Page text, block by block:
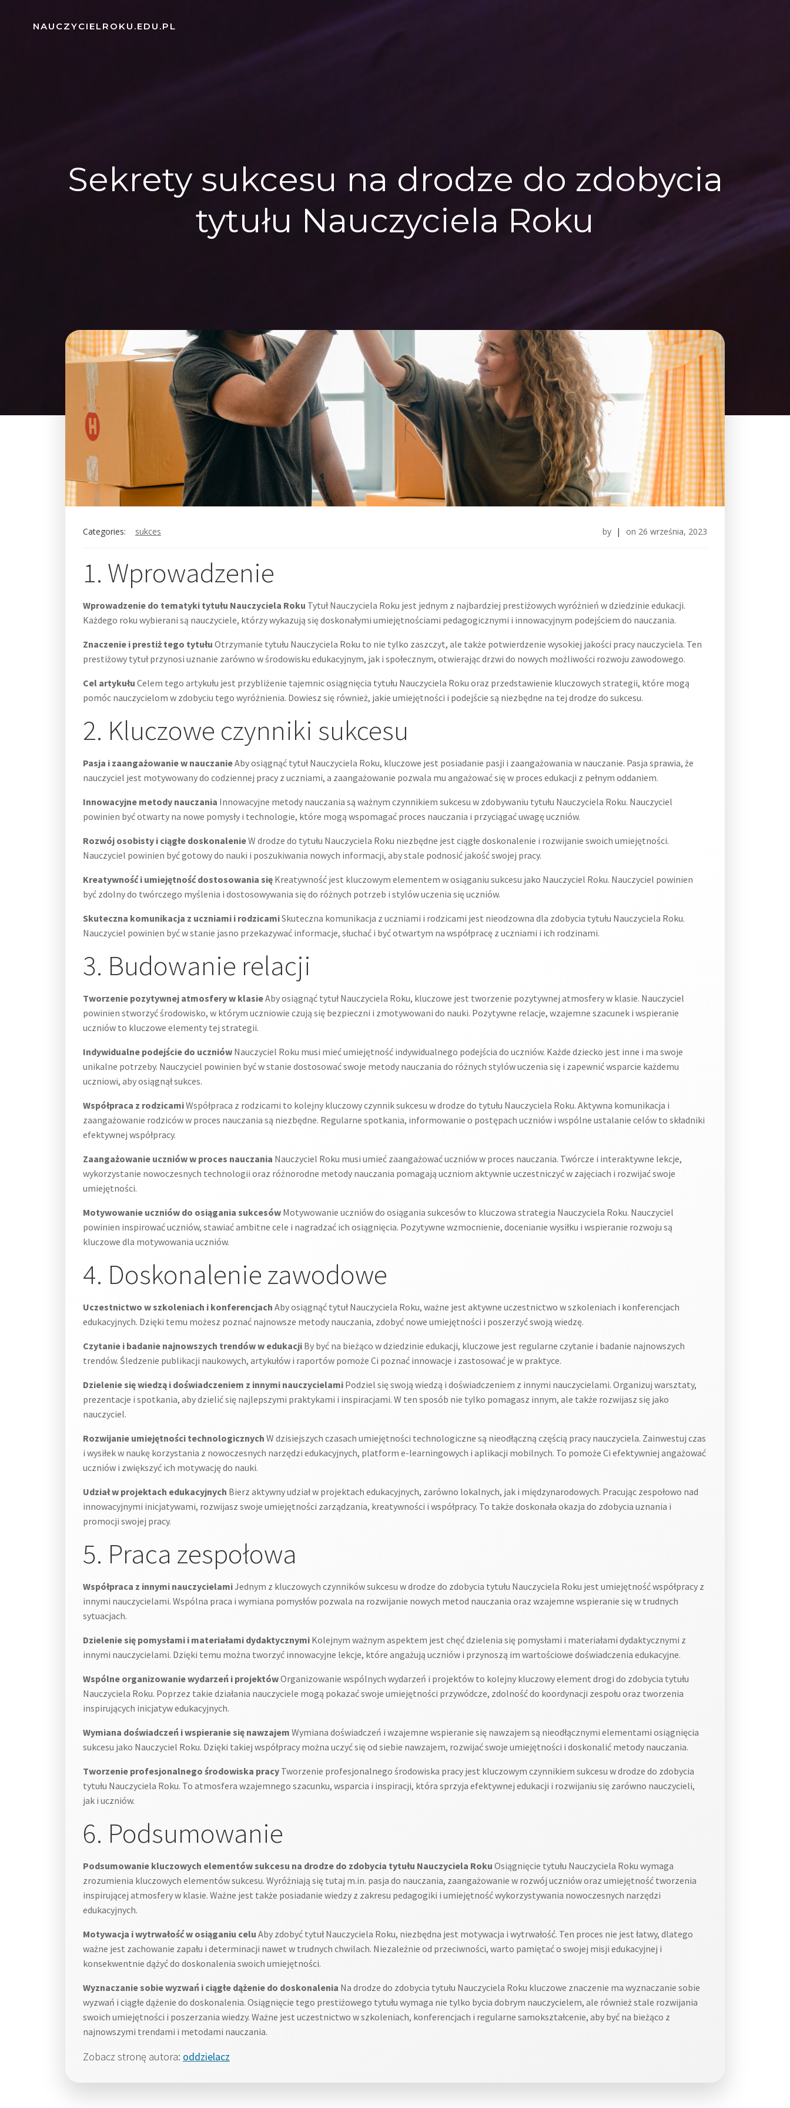
NAUCZYCIELROKU.EDU.PL
Sekrety sukcesu na drodze do zdobycia
tytułu Nauczyciela Roku
Categories: sukces by | on 26 września, 2023
1. Wprowadzenie
Wprowadzenie do tematyki tytułu Nauczyciela Roku Tytuł Nauczyciela Roku jest jednym z najbardziej prestiżowych wyróżnień w dziedzinie edukacji.
Każdego roku wybierani są nauczyciele, którzy wykazują się doskonałymi umiejętnościami pedagogicznymi i innowacyjnym podejściem do nauczania.
Znaczenie i prestiż tego tytułu Otrzymanie tytułu Nauczyciela Roku to nie tylko zaszczyt, ale także potwierdzenie wysokiej jakości pracy nauczyciela. Ten
prestiżowy tytuł przynosi uznanie zarówno w środowisku edukacyjnym, jak i społecznym, otwierając drzwi do nowych możliwości rozwoju zawodowego.
Cel artykułu Celem tego artykułu jest przybliżenie tajemnic osiągnięcia tytułu Nauczyciela Roku oraz przedstawienie kluczowych strategii, które mogą
pomóc nauczycielom w zdobyciu tego wyróżnienia. Dowiesz się również, jakie umiejętności i podejście są niezbędne na tej drodze do sukcesu.
2. Kluczowe czynniki sukcesu
Pasja i zaangażowanie w nauczanieAby osiągnąć tytuł Nauczyciela Roku, kluczowe jest posiadanie pasji i zaangażowania w nauczanie. Pasja sprawia, że
nauczyciel jest motywowany do codziennej pracy z uczniami, a zaangażowanie pozwala mu angażować się w proces edukacji z pełnym oddaniem.
Innowacyjne metody nauczania Innowacyjne metody nauczania są ważnym czynnikiem sukcesu w zdobywaniu tytułu Nauczyciela Roku. Nauczyciel
powinien być otwarty na nowe pomysły i technologie, które mogą wspomagać proces nauczania i przyciągać uwagę uczniów.
Rozwój osobisty i ciągłe doskonalenieW drodze do tytułu Nauczyciela Roku niezbędne jest ciągłe doskonalenie i rozwijanie swoich umiejętności.
Nauczyciel powinien być gotowy do nauki i poszukiwania nowych informacji, aby stale podnosić jakość swojej pracy.
Kreatywność i umiejętność dostosowania się Kreatywność jest kluczowym elementem w osiąganiu sukcesu jako Nauczyciel Roku. Nauczyciel powinien
być zdolny do twórczego myślenia i dostosowywania się do różnych potrzeb i stylów uczenia się uczniów.
Skuteczna komunikacja z uczniami i rodzicamiSkuteczna komunikacja z uczniami i rodzicami jest nieodzowna dla zdobycia tytułu Nauczyciela Roku.
Nauczyciel powinien być w stanie jasno przekazywać informacje, słuchać i być otwartym na współpracę z uczniami i ich rodzinami.
3. Budowanie relacji
Tworzenie pozytywnej atmosfery w klasieAby osiągnąć tytuł Nauczyciela Roku, kluczowe jest tworzenie pozytywnej atmosfery w klasie. Nauczyciel
powinien stworzyć środowisko, w którym uczniowie czują się bezpieczni i zmotywowani do nauki. Pozytywne relacje, wzajemne szacunek i wspieranie
uczniów to kluczowe elementy tej strategii.
Indywidualne podejście do uczniów Nauczyciel Roku musi mieć umiejętność indywidualnego podejścia do uczniów. Każde dziecko jest inne i ma swoje
unikalne potrzeby. Nauczyciel powinien być w stanie dostosować swoje metody nauczania do różnych stylów uczenia się i zapewnić wsparcie każdemu
uczniowi, aby osiągnął sukces.
Współpraca z rodzicamiWspółpraca z rodzicami to kolejny kluczowy czynnik sukcesu w drodze do tytułu Nauczyciela Roku. Aktywna komunikacja i
zaangażowanie rodziców w proces nauczania są niezbędne. Regularne spotkania, informowanie o postępach uczniów i wspólne ustalanie celów to składniki
efektywnej współpracy.
Zaangażowanie uczniów w proces nauczania Nauczyciel Roku musi umieć zaangażować uczniów w proces nauczania. Twórcze i interaktywne lekcje,
wykorzystanie nowoczesnych technologii oraz różnorodne metody nauczania pomagają uczniom aktywnie uczestniczyć w zajęciach i rozwijać swoje
umiejętności.
Motywowanie uczniów do osiągania sukcesów Motywowanie uczniów do osiągania sukcesów to kluczowa strategia Nauczyciela Roku. Nauczyciel
powinien inspirować uczniów, stawiać ambitne cele i nagradzać ich osiągnięcia. Pozytywne wzmocnienie, docenianie wysiłku i wspieranie rozwoju są
kluczowe dla motywowania uczniów.
4. Doskonalenie zawodowe
Uczestnictwo w szkoleniach i konferencjach Aby osiągnąć tytuł Nauczyciela Roku, ważne jest aktywne uczestnictwo w szkoleniach i konferencjach
edukacyjnych. Dzięki temu możesz poznać najnowsze metody nauczania, zdobyć nowe umiejętności i poszerzyć swoją wiedzę.
Czytanie i badanie najnowszych trendów w edukacji By być na bieżąco w dziedzinie edukacji, kluczowe jest regularne czytanie i badanie najnowszych
trendów. Śledzenie publikacji naukowych, artykułów i raportów pomoże Ci poznać innowacje i zastosować je w praktyce.
Dzielenie się wiedzą i doświadczeniem z innymi nauczycielami Podziel się swoją wiedzą i doświadczeniem z innymi nauczycielami. Organizuj warsztaty,
prezentacje i spotkania, aby dzielić się najlepszymi praktykami i inspiracjami. W ten sposób nie tylko pomagasz innym, ale także rozwijasz się jako
nauczyciel.
Rozwijanie umiejętności technologicznych W dzisiejszych czasach umiejętności technologiczne są nieodłączną częścią pracy nauczyciela. Zainwestuj czas
i wysiłek w naukę korzystania z nowoczesnych narzędzi edukacyjnych, platform e-learningowych i aplikacji mobilnych. To pomoże Ci efektywniej angażować
uczniów i zwiększyć ich motywację do nauki.
Udział w projektach edukacyjnych Bierz aktywny udział w projektach edukacyjnych, zarówno lokalnych, jak i międzynarodowych. Pracując zespołowo nad
innowacyjnymi inicjatywami, rozwijasz swoje umiejętności zarządzania, kreatywności i współpracy. To także doskonała okazja do zdobycia uznania i
promocji swojej pracy.
5. Praca zespołowa
Współpraca z innymi nauczycielamiJednym z kluczowych czynników sukcesu w drodze do zdobycia tytułu Nauczyciela Roku jest umiejętność współpracy z
innymi nauczycielami. Wspólna praca i wymiana pomysłów pozwala na rozwijanie nowych metod nauczania oraz wzajemne wspieranie się w trudnych
sytuacjach.
Dzielenie się pomysłami i materiałami dydaktycznymi Kolejnym ważnym aspektem jest chęć dzielenia się pomysłami i materiałami dydaktycznymi z
innymi nauczycielami. Dzięki temu można tworzyć innowacyjne lekcje, które angażują uczniów i przynoszą im wartościowe doświadczenia edukacyjne.
Wspólne organizowanie wydarzeń i projektówOrganizowanie wspólnych wydarzeń i projektów to kolejny kluczowy element drogi do zdobycia tytułu
Nauczyciela Roku. Poprzez takie działania nauczyciele mogą pokazać swoje umiejętności przywódcze, zdolność do koordynacji zespołu oraz tworzenia
inspirujących inicjatyw edukacyjnych.
Wymiana doświadczeń i wspieranie się nawzajem Wymiana doświadczeń i wzajemne wspieranie się nawzajem są nieodłącznymi elementami osiągnięcia
sukcesu jako Nauczyciel Roku. Dzięki takiej współpracy można uczyć się od siebie nawzajem, rozwijać swoje umiejętności i doskonalić metody nauczania.
Tworzenie profesjonalnego środowiska pracy Tworzenie profesjonalnego środowiska pracy jest kluczowym czynnikiem sukcesu w drodze do zdobycia
tytułu Nauczyciela Roku. To atmosfera wzajemnego szacunku, wsparcia i inspiracji, która sprzyja efektywnej edukacji i rozwijaniu się zarówno nauczycieli,
jak i uczniów.
6. Podsumowanie
Podsumowanie kluczowych elementów sukcesu na drodze do zdobycia tytułu Nauczyciela Roku Osiągnięcie tytułu Nauczyciela Roku wymaga
zrozumienia kluczowych elementów sukcesu. Wyróżniają się tutaj m.in. pasja do nauczania, zaangażowanie w rozwój uczniów oraz umiejętność tworzenia
inspirującej atmosfery w klasie. Ważne jest także posiadanie wiedzy z zakresu pedagogiki i umiejętność wykorzystywania nowoczesnych narzędzi
edukacyjnych.
Motywacja i wytrwałość w osiąganiu celu Aby zdobyć tytuł Nauczyciela Roku, niezbędna jest motywacja i wytrwałość. Ten proces nie jest łatwy, dlatego
ważne jest zachowanie zapału i determinacji nawet w trudnych chwilach. Niezależnie od przeciwności, warto pamiętać o swojej misji edukacyjnej i
konsekwentnie dążyć do doskonalenia swoich umiejętności.
Wyznaczanie sobie wyzwań i ciągłe dążenie do doskonalenia Na drodze do zdobycia tytułu Nauczyciela Roku kluczowe znaczenie ma wyznaczanie sobie
wyzwań i ciągłe dążenie do doskonalenia. Osiągnięcie tego prestiżowego tytułu wymaga nie tylko bycia dobrym nauczycielem, ale również stale rozwijania
swoich umiejętności i poszerzania wiedzy. Ważne jest uczestnictwo w szkoleniach, konferencjach i regularne samokształcenie, aby być na bieżąco z
najnowszymi trendami i metodami nauczania.
Zobacz stronę autora: oddzielacz